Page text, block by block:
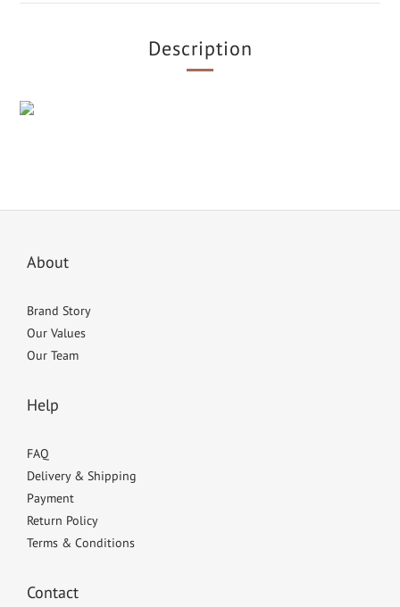
Description
About
Brand Story
Our Values
Our Team
Help
FAQ
Delivery & Shipping
Payment
Return Policy
Terms & Conditions
Contact